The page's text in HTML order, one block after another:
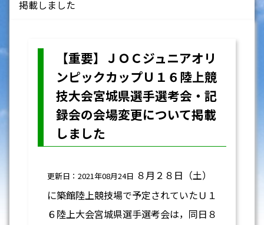
掲載しました
【重要】ＪＯＣジュニアオリ
ンピックカップＵ１６陸上競
技大会宮城県選手選考会・記
録会の会場変更について掲載
しました
更新日：2021年08月24日 ８月２８日（土）
に築館陸上競技場で予定されていたＵ１
６陸上大会宮城県選手選考会は，同日８